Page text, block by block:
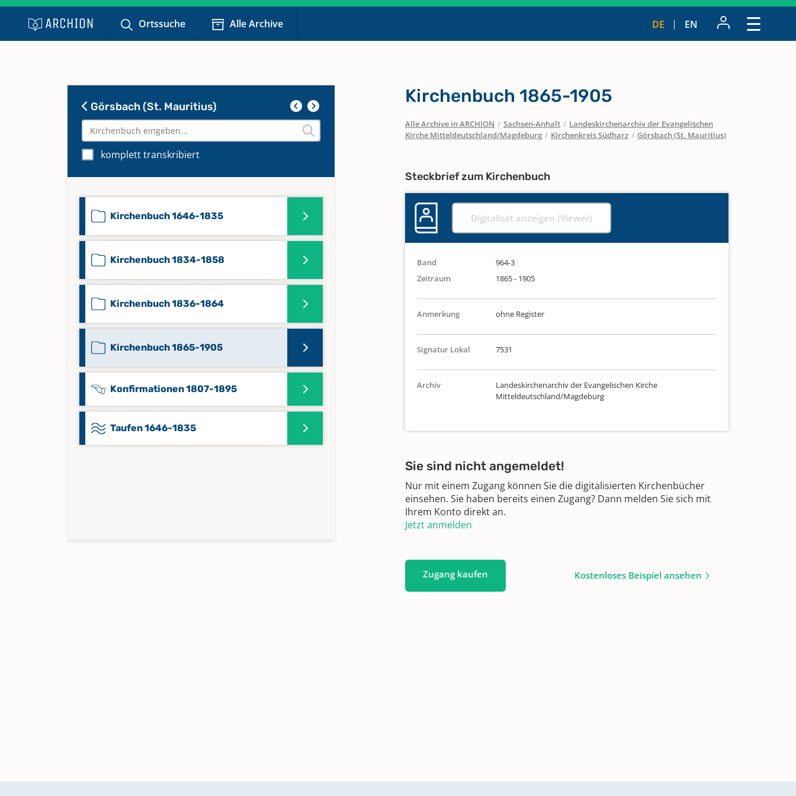
Ortssuche Alle Archive DE EN
Görsbach (St. Mauritius)
komplett transkribiert
Kirchenbuch 1646-1835
Kirchenbuch 1834-1858
Kirchenbuch 1836-1864
Kirchenbuch 1865-1905
Konfirmationen 1807-1895
Taufen 1646-1835
Kirchenbuch 1865-1905
Alle Archive in ARCHION / Sachsen-Anhalt / Landeskirchenarchiv der Evangelischen
Kirche Mitteldeutschland/Magdeburg / Kirchenkreis Südharz / Görsbach (St. Mauritius)
Steckbrief zum Kirchenbuch
Digitalisat anzeigen (Viewer)
Band
964-3
Zeitraum
1865 - 1905
Anmerkung ohne Register
Signatur Lokal 7531
Archiv
Landeskirchenarchiv der Evangelischen Kirche
Mitteldeutschland/Magdeburg
Sie sind nicht angemeldet!
Nur mit einem Zugang können Sie die digitalisierten Kirchenbücher
einsehen. Sie haben bereits einen Zugang? Dann melden Sie sich mit
Ihrem Konto direkt an.
Jetzt anmelden
Zugang kaufen Kostenloses Beispiel ansehen